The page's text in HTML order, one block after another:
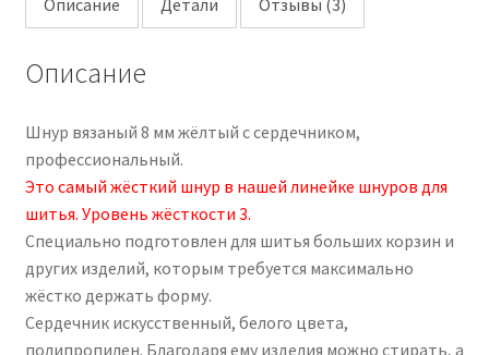
Описание Детали Отзывы (3)
Описание
Шнур вязаный 8 мм жёлтый с сердечником,
профессиональный.
Это самый жёсткий шнур в нашей линейке шнуров для
шитья. Уровень жёсткости 3.
Специально подготовлен для шитья больших корзин и
других изделий, которым требуется максимально
жёстко держать форму.
Сердечник искусственный, белого цвета,
полипропилен. Благодаря ему изделия можно стирать, а